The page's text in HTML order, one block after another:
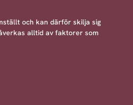
och kan därför skilja sig
alltid av faktorer som